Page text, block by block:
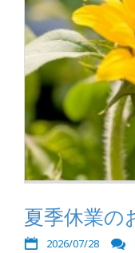
夏季休業の
2026/07/28